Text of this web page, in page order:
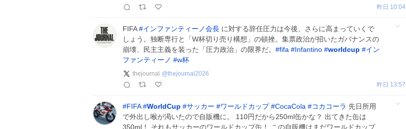
昨日 10:04
FIFA#インファンティーノ会長 に対する辞任圧力は今後、さらに高まっていくで
しょう。独断専行と「W杯切り売り構想」の頓挫。集票政治が招いたガバナンスの
崩壊、民主主義を装った「圧力政治」の限界だ。 #fifa #Infantino #worldcup #イン
ファンティーノ #w杯
thejournal @thejournal2026
昨日 13:57
#FIFA #WorldCup #サッカー #ワールドカップ #CocaCola #コカコーラ 先日所用
で外出し喉が渇いたので自販機に。 110円だから250ml缶かな？ 出てきた缶は
350ml！ それもサッカーのワールドカップ缶！ この自販機はまだワールドカップ